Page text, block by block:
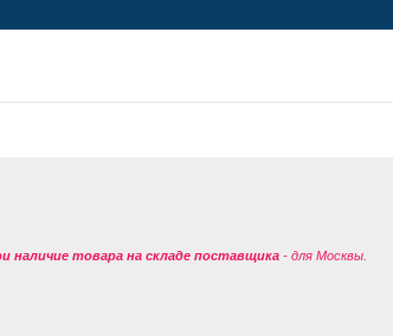
наличие товара на складе поставщика - для Москвы.